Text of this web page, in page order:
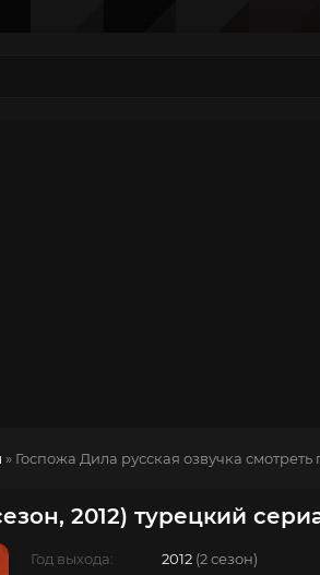
» Госпожа Дила русская озвучка
2012) турецкий
Год выхода: 2012 (2 сезон)